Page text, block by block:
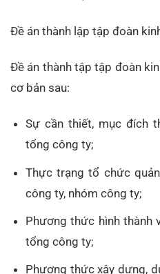
Đề án thành lập tập đoàn
Đề án thành tập tập đoàn
cơ bản sau:
Sự cần thiết, mục đích
tổng công ty;
Thực trạng tổ chức
công ty, nhóm công ty;
Phương thức hình thành
tổng công ty;
Phương thức xây dựng,